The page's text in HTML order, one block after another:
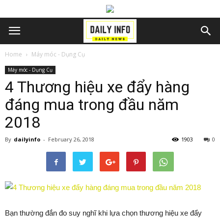
Home Máy móc - Dụng Cụ
Máy móc - Dụng Cụ
4 Thương hiệu xe đẩy hàng
đáng mua trong đầu năm
2018
By dailyinfo - February 26, 2018 0
1903
Bạn thường đắn đo suy nghĩ khi lựa chọn thương hiệu xe đẩy